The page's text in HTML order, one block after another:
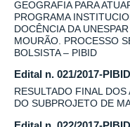
GEOGRAFIA PARA
PROGRAMA
DOCÊNCIA DA
MOURÃO. PROCESSO
BOLSISTA – PIBID
Edital n. 021/2017-PIBID
RESULTADO FINAL
DO SUBPROJETO DE